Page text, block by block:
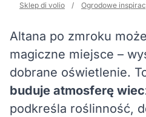
Sklep di volio / Ogrodowe
Altana po zmroku
magiczne miejsce –
dobrane oświetlenie.
buduje atmosferę
podkreśla roślinność,